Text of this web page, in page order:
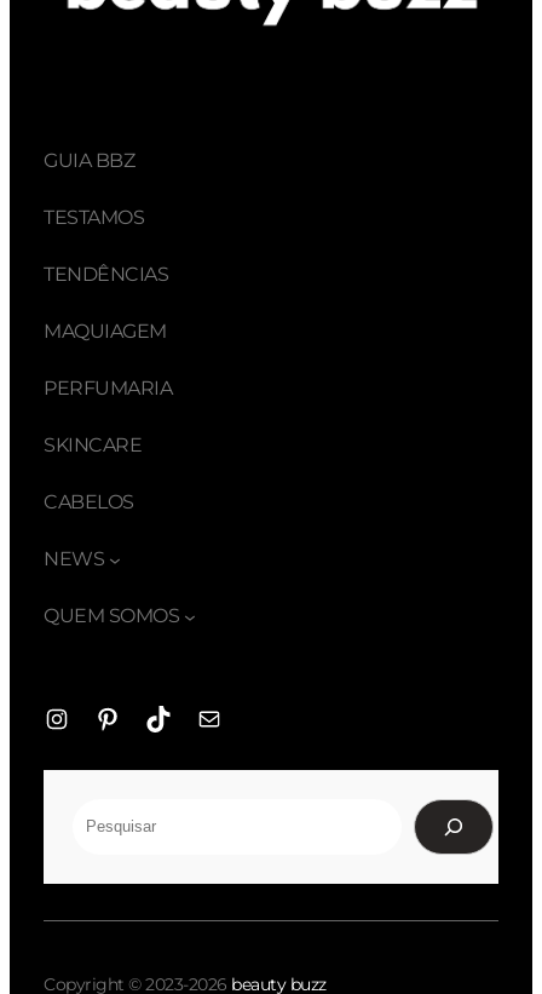
GUIA BBZ
TESTAMOS
TENDÊNCIAS
MAQUIAGEM
PERFUMARIA
SKINCARE
CABELOS
NEWS
QUEM SOMOS
InstagramPinterestTikTokE-
Copyright © 2023-2026 beauty buzz